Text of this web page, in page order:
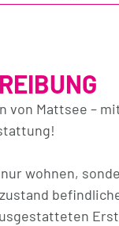
Mattsee – mit
wohnen,